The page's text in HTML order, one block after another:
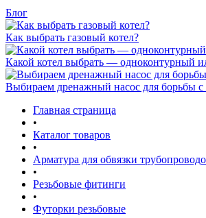
Блог
Как выбрать газовый котел?
Какой котел выбрать — одноконтурный
Выбираем дренажный насос для борьбы с
Главная страница
•
Каталог товаров
•
Арматура для обвязки
•
Резьбовые фитинги
•
Футорки резьбовые